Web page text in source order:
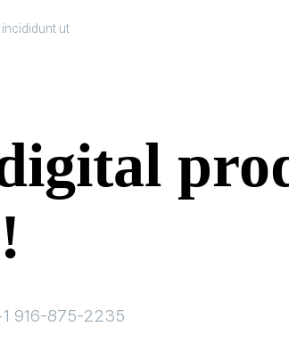
ut
916-875-2235